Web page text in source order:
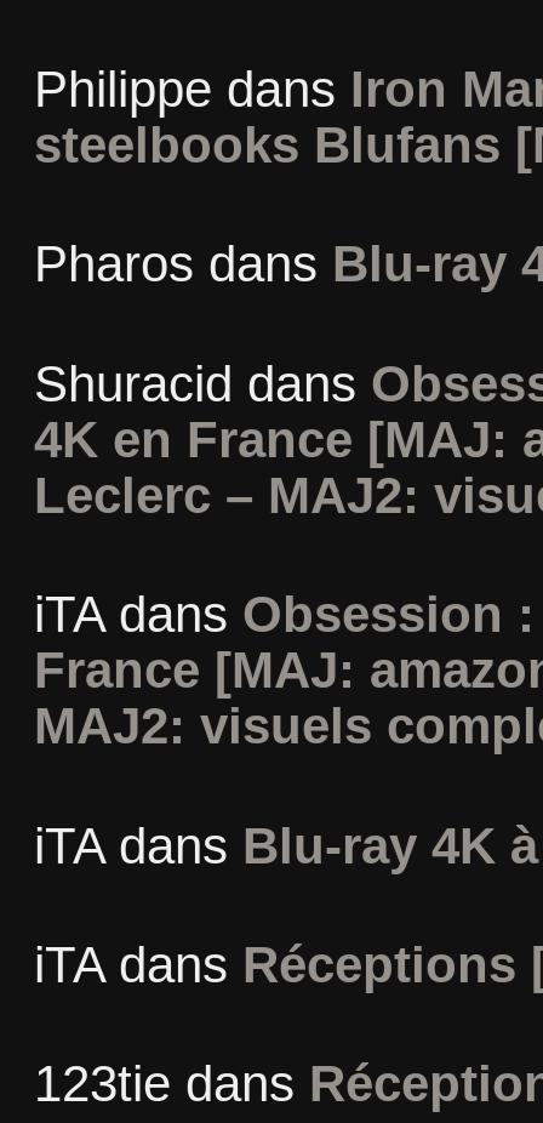
Philippe dans Iron
steelbooks Blufans
Pharos dans Blu-ray
Shuracid dans
4K en France [MAJ:
Leclerc – MAJ2:
iTAdans Obsession
France [MAJ:
MAJ2: visuels
iTAdans Blu-ray 4K
iTAdans Réceptions
123tie dans